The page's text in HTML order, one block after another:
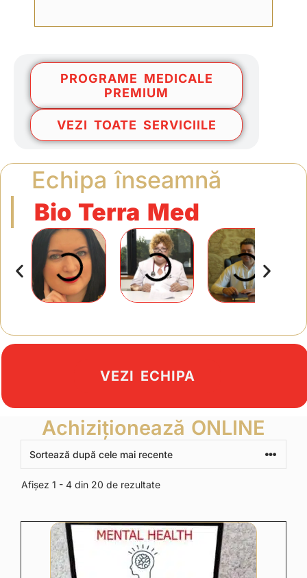
PROGRAME MEDICALE
PREMIUM
VEZI TOATE SERVICIILE
Echipa înseamnă
Bio Terra Med
VEZI ECHIPA
Achiziționează ONLINE
Afișez 1 - 4 din 20 de rezultate